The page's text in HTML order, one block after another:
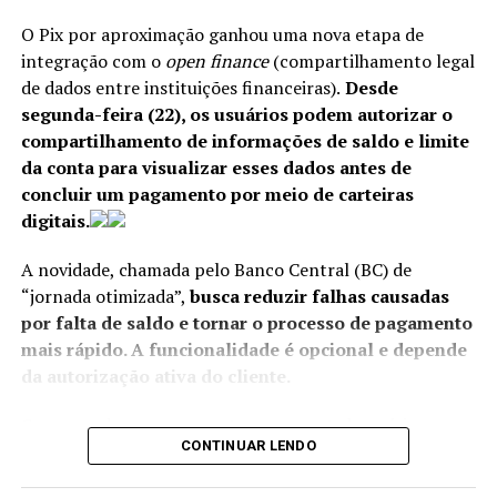
ANÚNCIO
Na avaliação do organismo, os avanços registrados desde
a última revisão, em 2018, foram relevantes,
porém persistem obstáculos que limitam a atuação da
autoridade monetária.
“As autoridades demonstraram avanços substanciais,
jurídica e limitações de autoridade legal.”
O FMI afirma que essas limitações reduzem a
Políticas brasileiras
O tarifaço adotado pelo governo Trump baseou-se em
um processo conduzido pelo Escritório do
Representante Comercial dos EUA (USTR, na sigla em
no comércio com os norte-americanos.
Os estadunidenses elencaram seis temas para
decidir sobre a taxação:
sociais;
desmatamento ilegal;
O Pix por aproximação ganhou uma nova etapa de
integração com oopen finance(compartilhamento legal
de dados entre instituições financeiras). Desde
segunda-feira (22), os usuários podem autorizar o
compartilhamento de informações de saldo e limite
da conta para visualizar esses dados antes de
concluir um pagamento por meio de carteiras
digitais.
A novidade, chamada pelo Banco Central (BC) de
“jornada otimizada”,busca reduzir falhas causadas
por falta de saldo e tornar o processo de pagamento
mais rápido. A funcionalidade é opcional e depende
da autorização ativa do cliente.
Com a mudança, ao conectar uma conta bancária a uma
carteira digital ou autorizar movimentações
CONTINUAR LENDO